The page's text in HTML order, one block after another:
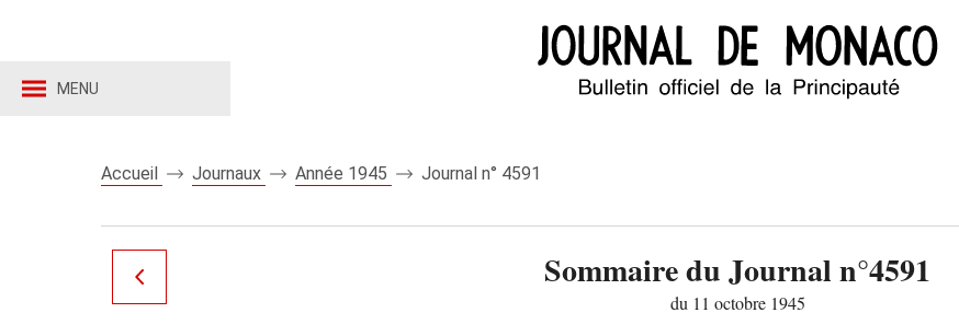
MENU
Accueil Journaux Année 1945 Journal n° 4591
Sommaire du Journal n°4591
du 11 octobre 1945